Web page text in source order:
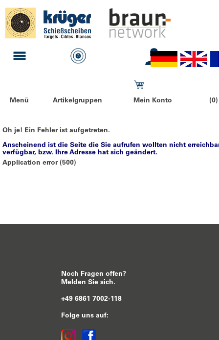
Menü Artikelgruppen Mein Konto
Oh je! Ein Fehler ist aufgetreten.
Anscheinend ist die Seite die Sie aufrufen wollten nicht
verfügbar, bzw. Ihre Adresse hat sich geändert.
Application error (500)
Noch Fragen offen?
Melden Sie sich.
+49 6861 7002-118
Folge uns auf: